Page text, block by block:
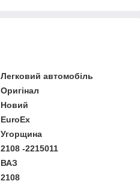
Легковий автомобіль
Оригінал
Новий
EuroEx
Угорщина
2108 -2215011
ВАЗ
2108